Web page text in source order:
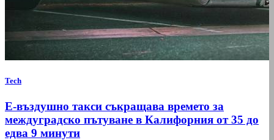
Tech
Е-въздушно такси съкращава времето за
междуградско пътуване в Калифорния от 35 до
едва 9 минути